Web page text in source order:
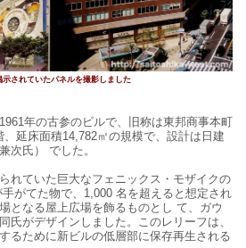
されていたパネルを撮影しました
1961年の古参のビルで、
旧称は東邦商事本町
延床面積14,782㎡の規模で、 設計は日建
次氏） でした。
れていた巨大なフェニックス・モザイクの
がてた物で、 1,000 名を超えると想定され
となる屋上広場を飾るものとし て、ガウ
氏がデザインしました。このレリーフは、
るために新ビルの低層部に保存再生される